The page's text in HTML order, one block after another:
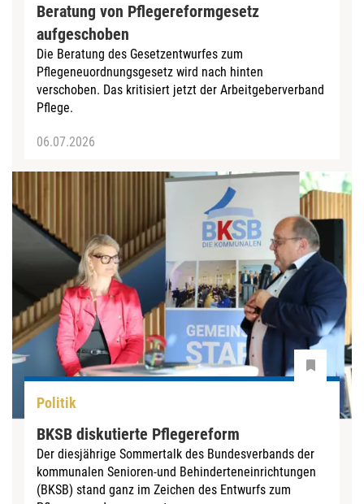
Beratung von Pflegereformgesetz
aufgeschoben
Die Beratung des Gesetzentwurfes zum
Pflegeneuordnungsgesetz wird nach hinten
verschoben. Das kritisiert jetzt der Arbeitgeberverband
Pflege.
06.07.2026
Politik
BKSB diskutierte Pflegereform
Der diesjährige Sommertalk des Bundesverbands der
kommunalen Senioren-und Behinderteneinrichtungen
(BKSB) stand ganz im Zeichen des Entwurfs zum